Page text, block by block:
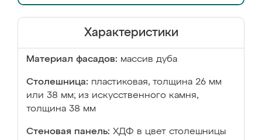
Характеристики
Материал фасадов: массив дуба
Столешница: пластиковая, толщина 26 мм
или 38 мм; из искусственного камня,
толщина 38 мм
Стеновая панель: ХДФ в цвет столешницы